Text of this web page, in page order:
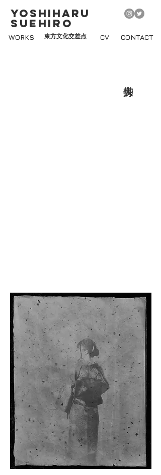
YOSHIHARU
SUEHIRO
WORKS CV CONTACT
東方文化交差点